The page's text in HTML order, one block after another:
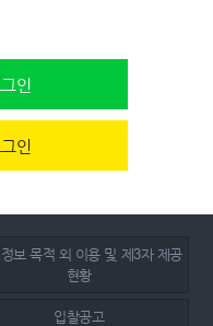
인
인
보 목적 외 이용 및 제3자 제공
현황
입찰공고